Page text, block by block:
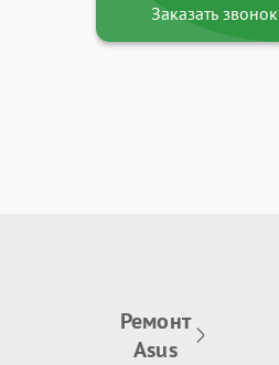
Заказать звонок
Ремонт
Asus